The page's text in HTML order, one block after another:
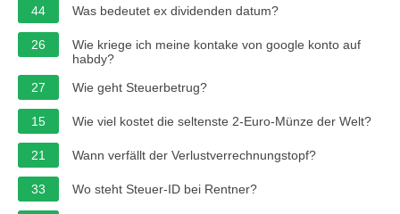
44 Was bedeutet ex dividenden datum?
26
Wie kriege ich meine kontake von google konto auf
habdy?
27
Wie geht Steuerbetrug?
15 Wie viel kostet die seltenste 2-Euro-Münze der Welt?
21 Wann verfällt der Verlustverrechnungstopf?
33 Wo steht Steuer-ID bei Rentner?